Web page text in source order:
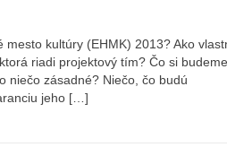
kultúry (EHMK) 2013? Ako
riadi projektový tím? Čo si budeme
niečo zásadné? Niečo, čo budú
jeho […]